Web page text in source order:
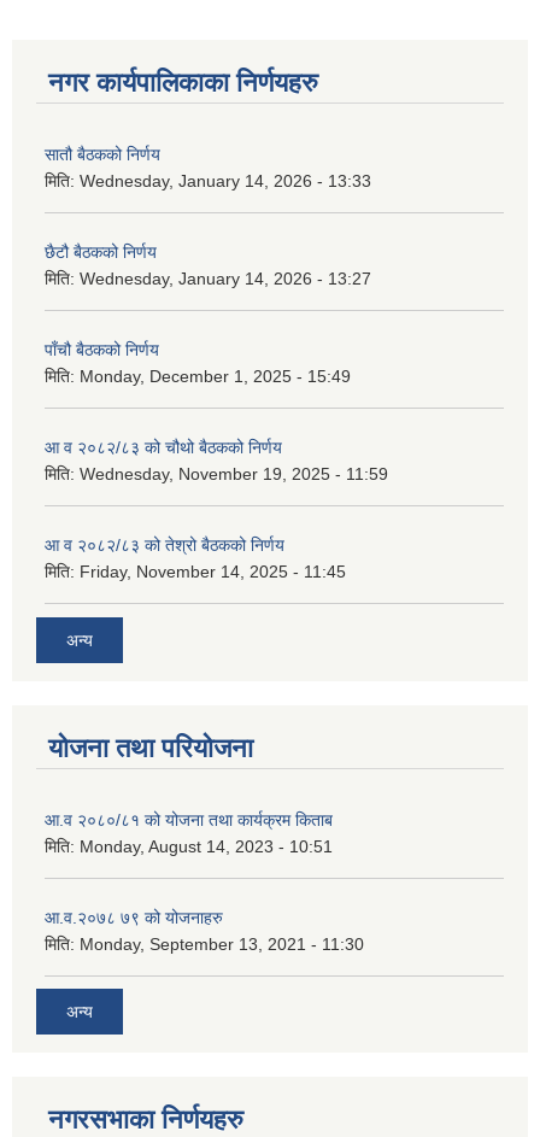
नगर कार्यपालिकाका निर्णयहरु
सातौ बैठकको निर्णय
मिति: Wednesday, January 14, 2026 - 13:33
छैटौ बैठकको निर्णय
मिति: Wednesday, January 14, 2026 - 13:27
पाँचौ बैठकको निर्णय
मिति: Monday, December 1, 2025 - 15:49
आ व २०८२/८३ को चौथो बैठकको निर्णय
मिति: Wednesday, November 19, 2025 - 11:59
आ व २०८२/८३ को तेश्रो बैठकको निर्णय
मिति: Friday, November 14, 2025 - 11:45
अन्य
योजना तथा परियोजना
आ.व २०८०/८१ को योजना तथा कार्यक्रम किताब
मिति: Monday, August 14, 2023 - 10:51
आ.व.२०७८ ७९ को योजनाहरु
मिति: Monday, September 13, 2021 - 11:30
अन्य
नगरसभाका निर्णयहरु